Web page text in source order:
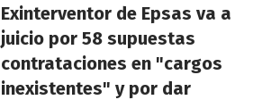
Exinterventor de Epsas va a
juicio por 58 supuestas
contrataciones en "cargos
inexistentes" y por dar